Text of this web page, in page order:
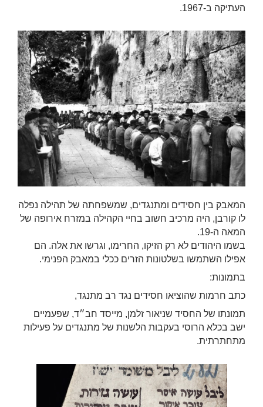
העתיקה ב-1967.
המאבק בין חסידים ומתנגדים, שמשפחתה של תהילה נפלה
לו קורבן, היה מרכיב חשוב בחיי הקהילה במזרח אירופה של
המאה ה-19.
בשמו היהודים לא רק הזיקו, החרימו, וגרשו את אלה. הם
אפילו השתמשו בשלטונות הזרים ככלי במאבק הפנימי.
בתמונות:
כתב חרמות שהוציאו חסידים נגד רב מתנגד,
תמונתו של החסיד שניאור זלמן, מייסד חב״ד, שפעמיים
ישב בכלא הרוסי בעקבות הלשנות של מתנגדים על פעילות
מתחתרתית.